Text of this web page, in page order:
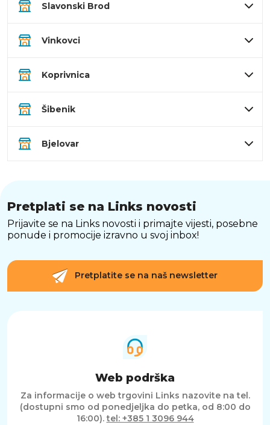
Slavonski Brod
Vinkovci
Koprivnica
Šibenik
Bjelovar
Pretplati se na Links novosti
Prijavite se na Links novosti i primajte vijesti, posebne
ponude i promocije izravno u svoj inbox!
Pretplatite se na naš newsletter
Web podrška
Za informacije o web trgovini Links nazovite na tel.
(dostupni smo od ponedjeljka do petka, od 8:00 do
16:00).tel: +385 1 3096 944